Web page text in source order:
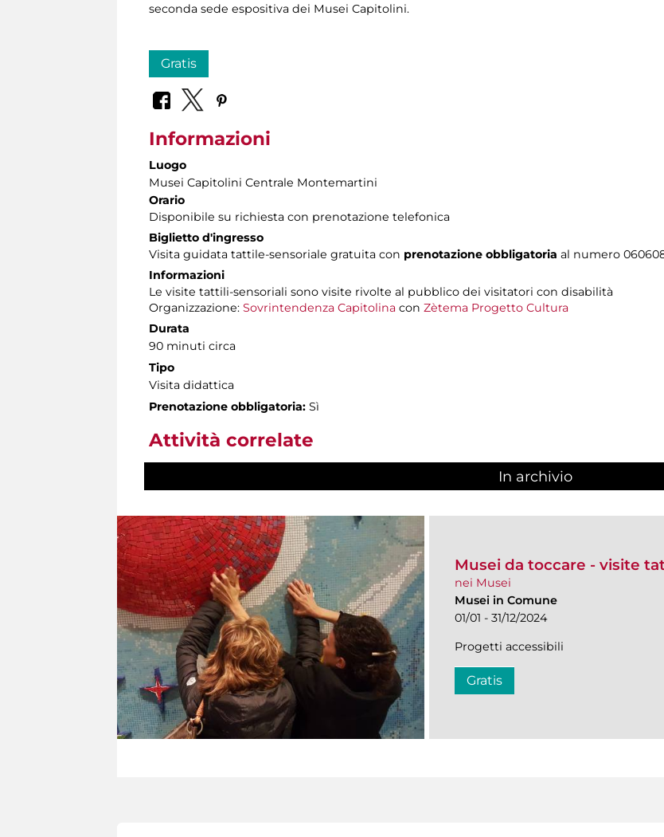
seconda sede espositiva dei Musei Capitolini.
Gratis
Informazioni
Luogo
Musei Capitolini Centrale Montemartini
Orario
Disponibile su richiesta con prenotazione telefonica
Biglietto d'ingresso
Visita guidata tattile-sensoriale gratuita con prenotazione obbligatoria al numero
Informazioni
Le visite tattili-sensoriali sono visite rivolte al pubblico dei visitatori con disabilità
Organizzazione: Sovrintendenza Capitolina con Zètema Progetto Cultura
Durata
90 minuti circa
Tipo
Visita didattica
Prenotazione obbligatoria: Sì
Attività correlate
In archivio
Musei da toccare - visite
nei Musei
Musei in Comune
01/01 - 31/12/2024
Progetti accessibili
Gratis